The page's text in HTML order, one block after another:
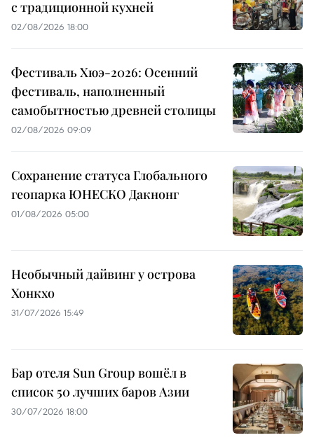
с традиционной кухней
02/08/2026 18:00
Фестиваль Хюэ-2026: Осенний
фестиваль, наполненный
самобытностью древней столицы
02/08/2026 09:09
Сохранение статуса Глобального
геопарка ЮНЕСКО Дакнонг
01/08/2026 05:00
Необычный дайвинг у острова
Хонкхо
31/07/2026 15:49
Бар отеля Sun Group вошёл в
список 50 лучших баров Азии
30/07/2026 18:00